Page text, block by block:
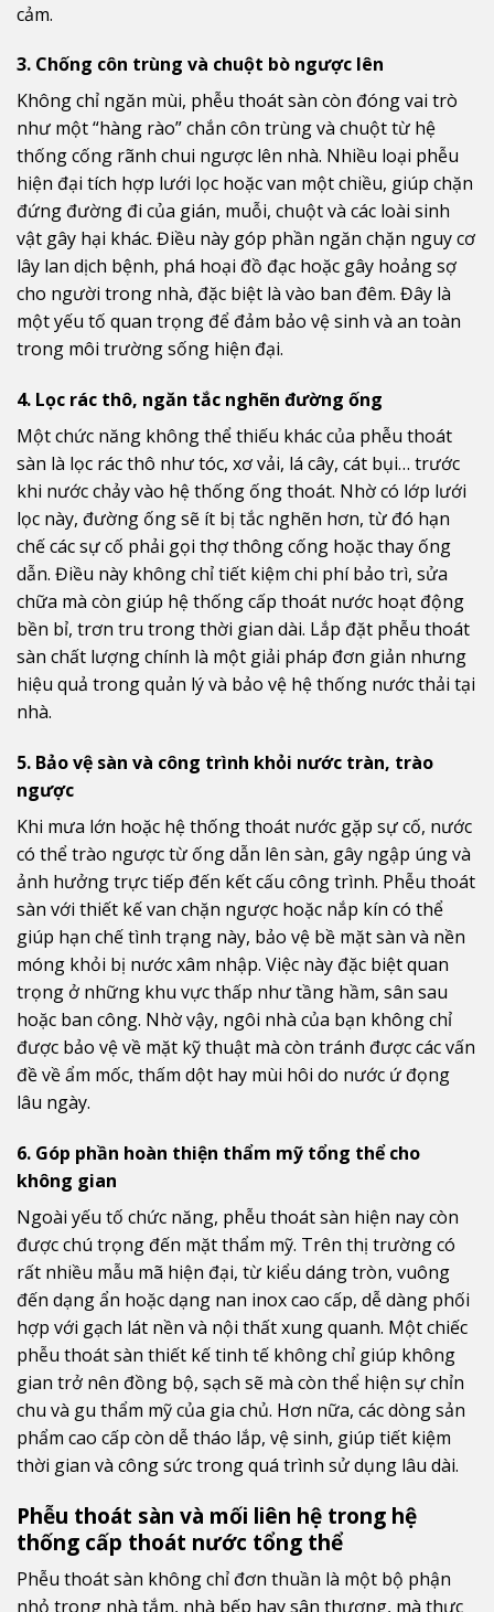
cảm.
3. Chống côn trùng và chuột bò ngược lên
Không chỉ ngăn mùi, phễu thoát sàn còn đóng vai trò
như một “hàng rào” chắn côn trùng và chuột từ hệ
thống cống rãnh chui ngược lên nhà. Nhiều loại phễu
hiện đại tích hợp lưới lọc hoặc van một chiều, giúp chặn
đứng đường đi của gián, muỗi, chuột và các loài sinh
vật gây hại khác. Điều này góp phần ngăn chặn nguy cơ
lây lan dịch bệnh, phá hoại đồ đạc hoặc gây hoảng sợ
cho người trong nhà, đặc biệt là vào ban đêm. Đây là
một yếu tố quan trọng để đảm bảo vệ sinh và an toàn
trong môi trường sống hiện đại.
4. Lọc rác thô, ngăn tắc nghẽn đường ống
Một chức năng không thể thiếu khác của phễu thoát
sàn là lọc rác thô như tóc, xơ vải, lá cây, cát bụi… trước
khi nước chảy vào hệ thống ống thoát. Nhờ có lớp lưới
lọc này, đường ống sẽ ít bị tắc nghẽn hơn, từ đó hạn
chế các sự cố phải gọi thợ thông cống hoặc thay ống
dẫn. Điều này không chỉ tiết kiệm chi phí bảo trì, sửa
chữa mà còn giúp hệ thống cấp thoát nước hoạt động
bền bỉ, trơn tru trong thời gian dài. Lắp đặt phễu thoát
sàn chất lượng chính là một giải pháp đơn giản nhưng
hiệu quả trong quản lý và bảo vệ hệ thống nước thải tại
nhà.
5. Bảo vệ sàn và công trình khỏi nước tràn, trào
ngược
Khi mưa lớn hoặc hệ thống thoát nước gặp sự cố, nước
có thể trào ngược từ ống dẫn lên sàn, gây ngập úng và
ảnh hưởng trực tiếp đến kết cấu công trình. Phễu thoát
sàn với thiết kế van chặn ngược hoặc nắp kín có thể
giúp hạn chế tình trạng này, bảo vệ bề mặt sàn và nền
móng khỏi bị nước xâm nhập. Việc này đặc biệt quan
trọng ở những khu vực thấp như tầng hầm, sân sau
hoặc ban công. Nhờ vậy, ngôi nhà của bạn không chỉ
được bảo vệ về mặt kỹ thuật mà còn tránh được các vấn
đề về ẩm mốc, thấm dột hay mùi hôi do nước ứ đọng
lâu ngày.
6. Góp phần hoàn thiện thẩm mỹ tổng thể cho
không gian
Ngoài yếu tố chức năng, phễu thoát sàn hiện nay còn
được chú trọng đến mặt thẩm mỹ. Trên thị trường có
rất nhiều mẫu mã hiện đại, từ kiểu dáng tròn, vuông
đến dạng ẩn hoặc dạng nan inox cao cấp, dễ dàng phối
hợp với gạch lát nền và nội thất xung quanh. Một chiếc
phễu thoát sàn thiết kế tinh tế không chỉ giúp không
gian trở nên đồng bộ, sạch sẽ mà còn thể hiện sự chỉn
chu và gu thẩm mỹ của gia chủ. Hơn nữa, các dòng sản
phẩm cao cấp còn dễ tháo lắp, vệ sinh, giúp tiết kiệm
thời gian và công sức trong quá trình sử dụng lâu dài.
Phễu thoát sàn và mối liên hệ trong hệ
thống cấp thoát nước tổng thể
Phễu thoát sàn không chỉ đơn thuần là một bộ phận
nhỏ trong nhà tắm, nhà bếp hay sân thượng, mà thực